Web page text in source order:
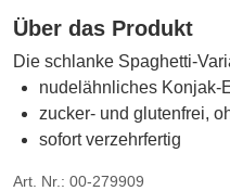
Über das Produkt
Die schlanke Spaghetti-
nudelähnliches Konjak-
zucker- und glutenfrei,
sofort verzehrfertig
Art. Nr.: 00-279909